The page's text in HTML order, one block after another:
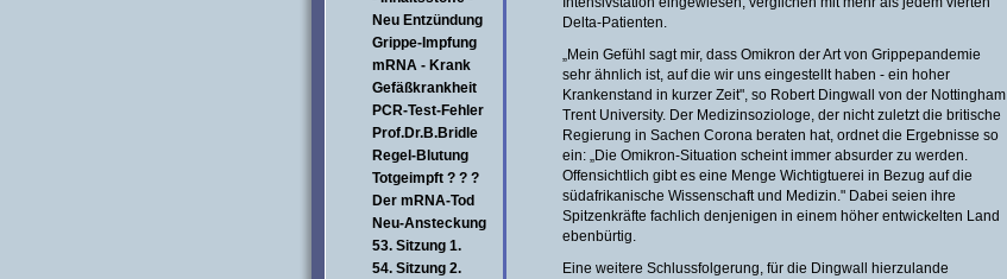
Neu Entzündung
Grippe-Impfung
mRNA - Krank
Gefäßkrankheit
PCR-Test-Fehler
Prof.Dr.B.Bridle
Regel-Blutung
Totgeimpft ? ? ?
Der mRNA-Tod
Neu-Ansteckung
53. Sitzung 1.
54. Sitzung 2.
Delta-Patienten.
„Mein Gefühl sagt mir, dass Omikron der Art von Grippepandemie
sehr ähnlich ist, auf die wir uns eingestellt haben - ein hoher
Krankenstand in kurzer Zeit", so Robert Dingwall von der Nottingham
Trent University. Der Medizinsoziologe, der nicht zuletzt die britische
Regierung in Sachen Corona beraten hat, ordnet die Ergebnisse so
ein: „Die Omikron-Situation scheint immer absurder zu werden.
Offensichtlich gibt es eine Menge Wichtigtuerei in Bezug auf die
südafrikanische Wissenschaft und Medizin." Dabei seien ihre
Spitzenkräfte fachlich denjenigen in einem höher entwickelten Land
ebenbürtig.
Eine weitere Schlussfolgerung, für die Dingwall hierzulande